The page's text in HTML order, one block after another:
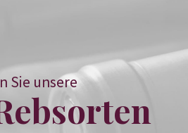
Sie unsere